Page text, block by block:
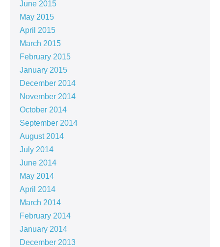
June 2015
May 2015
April 2015
March 2015
February 2015
January 2015
December 2014
November 2014
October 2014
September 2014
August 2014
July 2014
June 2014
May 2014
April 2014
March 2014
February 2014
January 2014
December 2013